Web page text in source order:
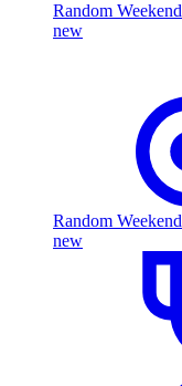
Random Weekend
new
Random Weekend
new